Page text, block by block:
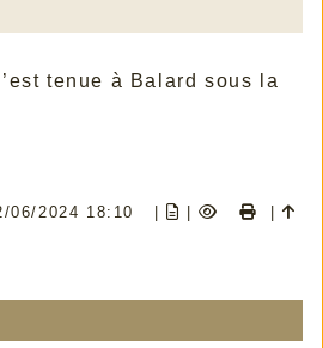
tenue à Balard sous la
06/2024 18:10 | | |